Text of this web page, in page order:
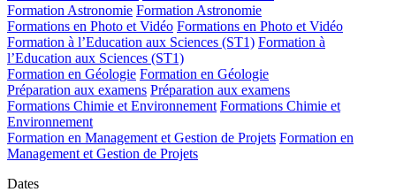
Formation Astronomie Formation Astronomie
Formations en Photo et Vidéo Formations en Photo et Vidéo
Formation à l’Education aux Sciences (ST1) Formation à
l’Education aux Sciences (ST1)
Formation en Géologie Formation en Géologie
Préparation aux examens Préparation aux examens
Formations Chimie et Environnement Formations Chimie et
Environnement
Formation en Management et Gestion de Projets Formation en
Management et Gestion de Projets
Dates